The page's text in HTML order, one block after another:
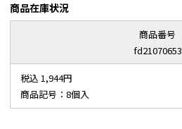
商品在庫状況
商品番号
fd21070653
税込 1,944円
商品記号：8個入